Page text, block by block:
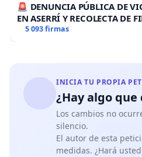
🚨 DENUNCIA PÚBLICA DE
EN ASERRÍ Y RECOLECTA DE
5 093 firmas
INICIA TU PROPIA
¿Hay algo
Los cambios no
silencio.
El autor de esta
medidas. ¿Hará